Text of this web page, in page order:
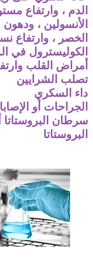
الدم ، وارتفاع
الأنسولين ،
الخصر ، وارتفاع
الكوليسترول في
أمراض القلب
تصلب الشرايين
داء السكري
الجراحات أو
سرطان
البروستاتا